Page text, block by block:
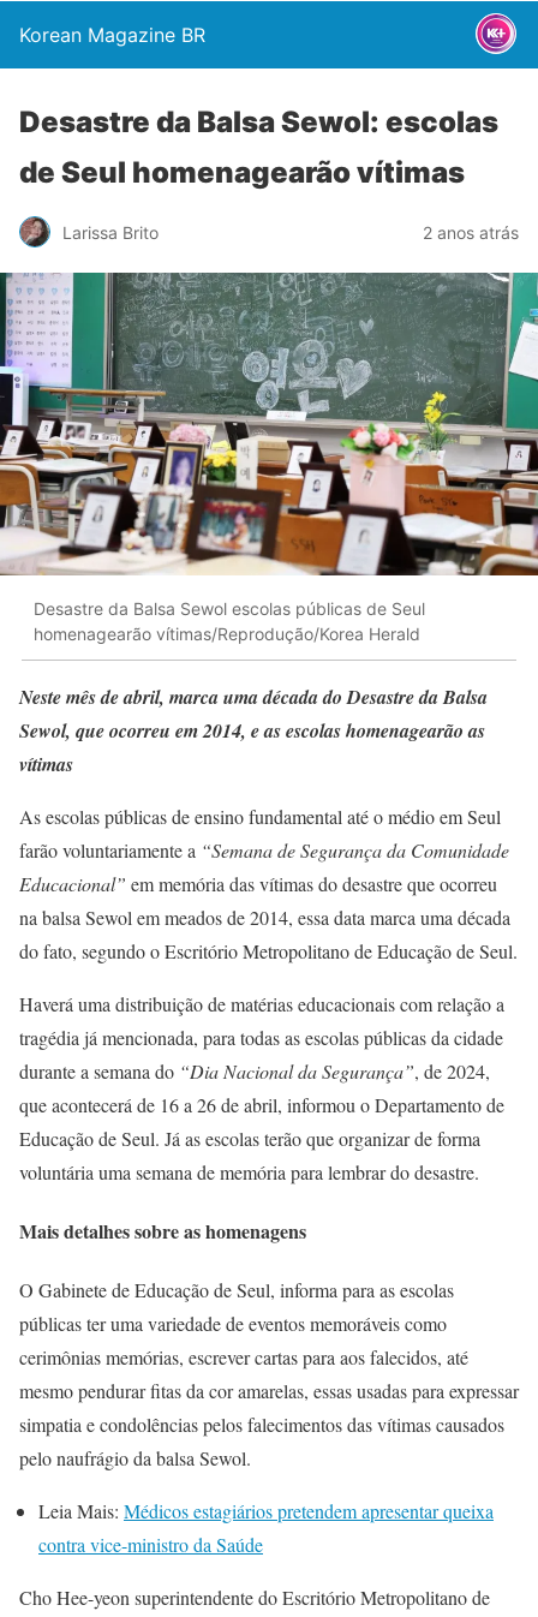
Korean Magazine BR
Desastre da Balsa Sewol: escolas
de Seul homenagearão vítimas
Larissa Brito 2 anos atrás
Desastre da Balsa Sewol escolas públicas de Seul
homenagearão vítimas/Reprodução/Korea Herald
Neste mês de abril, marca uma década do Desastre da Balsa
Sewol, que ocorreu em 2014, e as escolas homenagearão as
vítimas
As escolas públicas de ensino fundamental até o médio em Seul
farão voluntariamente a “Semana de Segurança da Comunidade
Educacional” em memória das vítimas do desastre que ocorreu
na balsa Sewol em meados de 2014, essa data marca uma década
do fato, segundo o Escritório Metropolitano de Educação de Seul.
Haverá uma distribuição de matérias educacionais com relação a
tragédia já mencionada, para todas as escolas públicas da cidade
durante a semana do “Dia Nacional da Segurança”, de 2024,
que acontecerá de 16 a 26 de abril, informou o Departamento de
Educação de Seul. Já as escolas terão que organizar de forma
voluntária uma semana de memória para lembrar do desastre.
Mais detalhes sobre as homenagens
O Gabinete de Educação de Seul, informa para as escolas
públicas ter uma variedade de eventos memoráveis como
cerimônias memórias, escrever cartas para aos falecidos, até
mesmo pendurar fitas da cor amarelas, essas usadas para expressar
simpatia e condolências pelos falecimentos das vítimas causados
pelo naufrágio da balsa Sewol.
Leia Mais: Médicos estagiários pretendem apresentar queixa
contra vice-ministro da Saúde
Cho Hee-yeon superintendente do Escritório Metropolitano de